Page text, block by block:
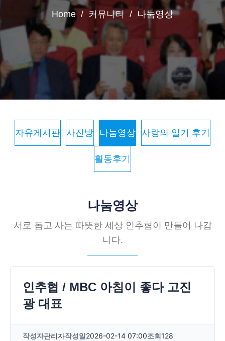
Home / 커뮤니티 / 나눔영상
자유게시판 사진방 나눔영상 사랑의 일기 후기
활동후기
나눔영상
서로 돕고 사는 따뜻한 세상 인추협이 만들어 나갑
니다.
인추협 / MBC 아침이 좋다 고진
광 대표
작성자관리자작성일2026-02-14 07:00조회128